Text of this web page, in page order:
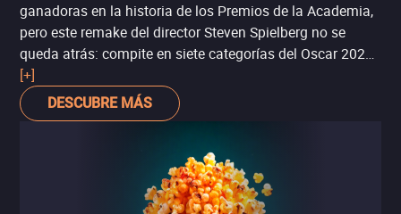
ganadoras en la historia de los Premios de la Academia,
pero este remake del director Steven Spielberg no se
queda atrás: compite en siete categorías del Oscar 2022,
entre ellas Mejor película y Mejor dirección. Los votantes
de la Academia suelen aplaudir el amor a los clásicos de
Hollywood, y si bien la competencia es difícil, sí hay
Ariana DeBose, Anita en esta versión, ya triunfó como la
Mejor actriz de reparto en los BAFTA y en los Globos de
[+]
DESCUBRE MÁS